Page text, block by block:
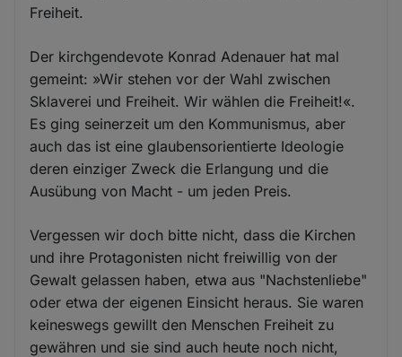
Freiheit.
Der kirchgendevote Konrad Adenauer hat mal
gemeint: »Wir stehen vor der Wahl zwischen
Sklaverei und Freiheit. Wir wählen die Freiheit!«.
Es ging seinerzeit um den Kommunismus, aber
auch das ist eine glaubensorientierte Ideologie
deren einziger Zweck die Erlangung und die
Ausübung von Macht - um jeden Preis.
Vergessen wir doch bitte nicht, dass die Kirchen
und ihre Protagonisten nicht freiwillig von der
Gewalt gelassen haben, etwa aus "Nachstenliebe"
oder etwa der eigenen Einsicht heraus. Sie waren
keineswegs gewillt den Menschen Freiheit zu
gewähren und sie sind auch heute noch nicht,